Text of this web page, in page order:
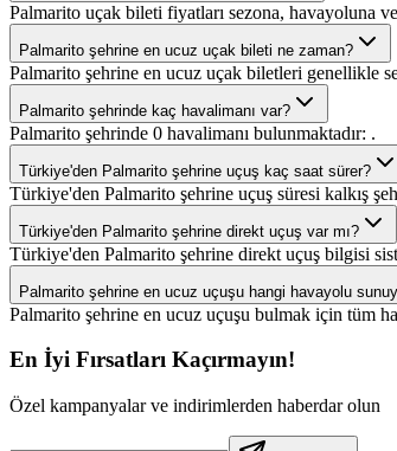
Palmarito uçak bileti fiyatları sezona, havayoluna
Palmarito şehrine en ucuz uçak bileti ne zaman?
Palmarito şehrine en ucuz uçak biletleri genellikle
Palmarito şehrinde kaç havalimanı var?
Palmarito şehrinde 0 havalimanı bulunmaktadır: .
Türkiye'den Palmarito şehrine uçuş kaç saat sürer?
Türkiye'den Palmarito şehrine uçuş süresi kalkış
Türkiye'den Palmarito şehrine direkt uçuş var mı?
Türkiye'den Palmarito şehrine direkt uçuş bilgisi
Palmarito şehrine en ucuz uçuşu hangi havayolu
Palmarito şehrine en ucuz uçuşu bulmak için tüm
En İyi Fırsatları Kaçırmayın!
Özel kampanyalar ve indirimlerden haberdar olun